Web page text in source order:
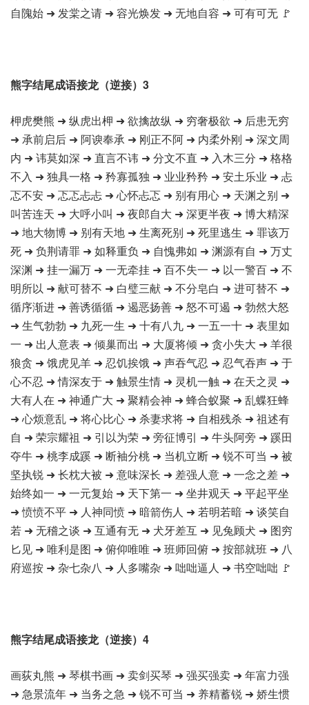
自隗始 ➜ 发棠之请 ➜ 容光焕发 ➜ 无地自容 ➜ 可有可无 🚩
熊字结尾成语接龙（逆接）3
柙虎樊熊 ➜ 纵虎出柙 ➜ 欲擒故纵 ➜ 穷奢极欲 ➜ 后患无穷
➜ 承前启后 ➜ 阿谀奉承 ➜ 刚正不阿 ➜ 内柔外刚 ➜ 深文周
内 ➜ 讳莫如深 ➜ 直言不讳 ➜ 分文不直 ➜ 入木三分 ➜ 格格
不入 ➜ 独具一格 ➜ 矜寡孤独 ➜ 业业矜矜 ➜ 安土乐业 ➜ 忐
忑不安 ➜ 忑忑忐忐 ➜ 心怀忐忑 ➜ 别有用心 ➜ 天渊之别 ➜
叫苦连天 ➜ 大呼小叫 ➜ 夜郎自大 ➜ 深更半夜 ➜ 博大精深
➜ 地大物博 ➜ 别有天地 ➜ 生离死别 ➜ 死里逃生 ➜ 罪该万
死 ➜ 负荆请罪 ➜ 如释重负 ➜ 自愧弗如 ➜ 渊源有自 ➜ 万丈
深渊 ➜ 挂一漏万 ➜ 一无牵挂 ➜ 百不失一 ➜ 以一警百 ➜ 不
明所以 ➜ 献可替不 ➜ 白璧三献 ➜ 不分皂白 ➜ 进可替不 ➜
循序渐进 ➜ 善诱循循 ➜ 遏恶扬善 ➜ 怒不可遏 ➜ 勃然大怒
➜ 生气勃勃 ➜ 九死一生 ➜ 十有八九 ➜ 一五一十 ➜ 表里如
一 ➜ 出人意表 ➜ 倾巢而出 ➜ 大厦将倾 ➜ 贪小失大 ➜ 羊很
狼贪 ➜ 饿虎见羊 ➜ 忍饥挨饿 ➜ 声吞气忍 ➜ 忍气吞声 ➜ 于
心不忍 ➜ 情深友于 ➜ 触景生情 ➜ 灵机一触 ➜ 在天之灵 ➜
大有人在 ➜ 神通广大 ➜ 聚精会神 ➜ 蜂合蚁聚 ➜ 乱蝶狂蜂
➜ 心烦意乱 ➜ 将心比心 ➜ 杀妻求将 ➜ 自相残杀 ➜ 祖述有
自 ➜ 荣宗耀祖 ➜ 引以为荣 ➜ 旁征博引 ➜ 牛头阿旁 ➜ 蹊田
夺牛 ➜ 桃李成蹊 ➜ 断袖分桃 ➜ 当机立断 ➜ 锐不可当 ➜ 被
坚执锐 ➜ 长枕大被 ➜ 意味深长 ➜ 差强人意 ➜ 一念之差 ➜
始终如一 ➜ 一元复始 ➜ 天下第一 ➜ 坐井观天 ➜ 平起平坐
➜ 愤愤不平 ➜ 人神同愤 ➜ 暗箭伤人 ➜ 若明若暗 ➜ 谈笑自
若 ➜ 无稽之谈 ➜ 互通有无 ➜ 犬牙差互 ➜ 见兔顾犬 ➜ 图穷
匕见 ➜ 唯利是图 ➜ 俯仰唯唯 ➜ 班师回俯 ➜ 按部就班 ➜ 八
府巡按 ➜ 杂七杂八 ➜ 人多嘴杂 ➜ 咄咄逼人 ➜ 书空咄咄 🚩
熊字结尾成语接龙（逆接）4
画荻丸熊 ➜ 琴棋书画 ➜ 卖剑买琴 ➜ 强买强卖 ➜ 年富力强
➜ 急景流年 ➜ 当务之急 ➜ 锐不可当 ➜ 养精蓄锐 ➜ 娇生惯